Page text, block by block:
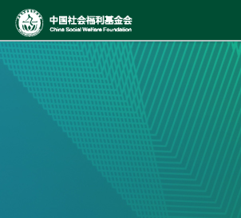
首 页
新闻资讯
机构介绍